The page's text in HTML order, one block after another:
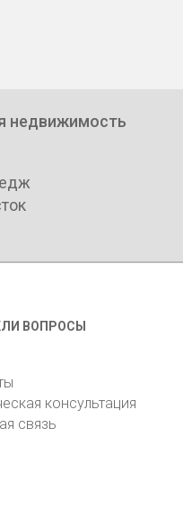
недвижимость
ВОПРОСЫ
консультация
связь